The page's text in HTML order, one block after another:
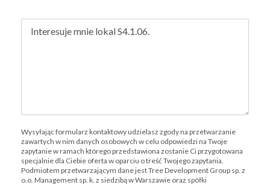
Wysyłając formularz kontaktowy udzielasz zgody na przetwarzanie
zawartych w nim danych osobowych w celu odpowiedzi na Twoje
zapytanie w ramach którego przedstawiona zostanie Ci przygotowana
specjalnie dla Ciebie oferta w oparciu o treść Twojego zapytania.
Podmiotem przetwarzającym dane jest Tree Development Group sp. z
o.o. Management sp. k. z siedzibą w Warszawie oraz spółki